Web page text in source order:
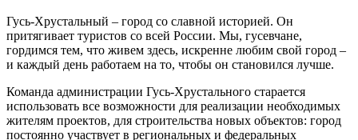
­Гусь­-Хрустальный – город со славной историей. Он
притягивает туристов со всей России. Мы, гусевчане,
гордимся тем, что живем здесь, искренне любим свой город –
и каждый день работаем на то, чтобы он становился лучше.
Команда администрации Гусь­-Хрустального старается
использовать все возможности для реализации необходимых
жителям проектов, для строительства новых объектов: город
постоянно участвует в региональных и федеральных